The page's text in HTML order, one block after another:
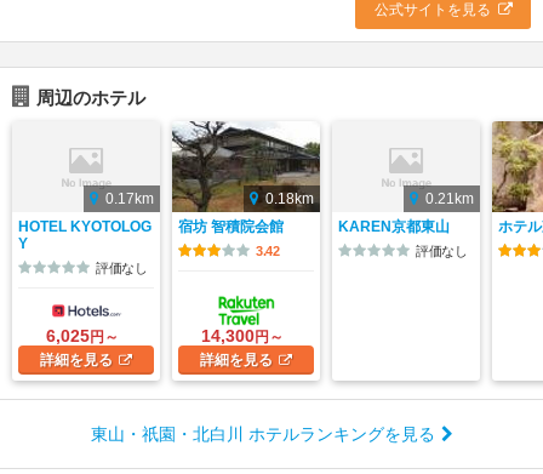
公式サイトを見る
周辺のホテル
0.17km
HOTEL KYOTOLOG
Y
評価なし
6,025円～
詳細を見る
0.18km
宿坊 智積院会館
3.42
14,300円～
詳細を見る
0.21km
KAREN京都東山
評価なし
ホテ
東山・祇園・北白川 ホテルランキングを見る